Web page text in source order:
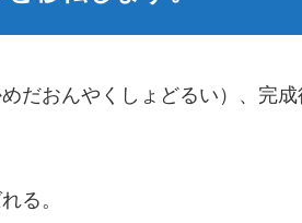
だおんやくしょどるい）、完
る。